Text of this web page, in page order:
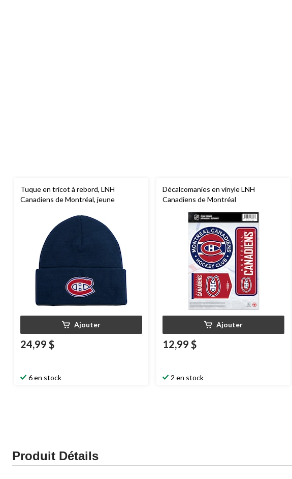
Tuque en tricot à rebord, LNH
Canadiens de Montréal, jeune
Ajouter
24,99 $
6 en stock
Décalcomanies en vinyle LNH
Canadiens de Montréal
Ajouter
12,99 $
2 en stock
Produit Détails